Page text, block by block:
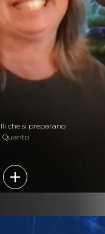
che si preparano
Quanto